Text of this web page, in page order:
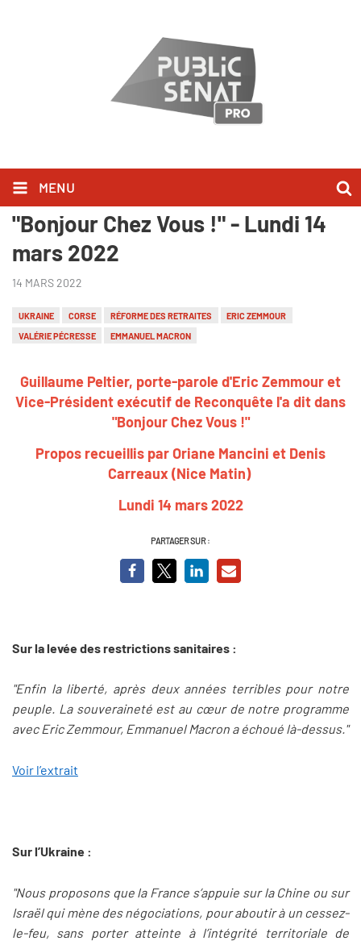
MENU
Guillaume Peltier l'a dit dans
"Bonjour Chez Vous !" - Lundi 14
mars 2022
14 MARS 2022
UKRAINE CORSE RÉFORME DES RETRAITES
ERIC ZEMMOUR
VALÉRIE PÉCRESSE
EMMANUEL MACRON
Guillaume Peltier, porte-parole d'Eric Zemmour et
Vice-Président exécutif de Reconquête l'a dit dans
"Bonjour Chez Vous !"
Propos recueillis par Oriane Mancini et Denis
Carreaux (Nice Matin)
Lundi 14 mars 2022
PARTAGER SUR :
Sur la levée des restrictions sanitaires :
"Enfin la liberté, après deux années terribles pour notre
peuple. La souveraineté est au cœur de notre programme
avec Eric Zemmour, Emmanuel Macron a échoué là-dessus."
Voir l’extrait
Sur l’Ukraine :
"Nous proposons que la France s’appuie sur la Chine ou sur
Israël qui mène des négociations, pour aboutir à un cessez-
le-feu, sans porter atteinte à l’intégrité territoriale de